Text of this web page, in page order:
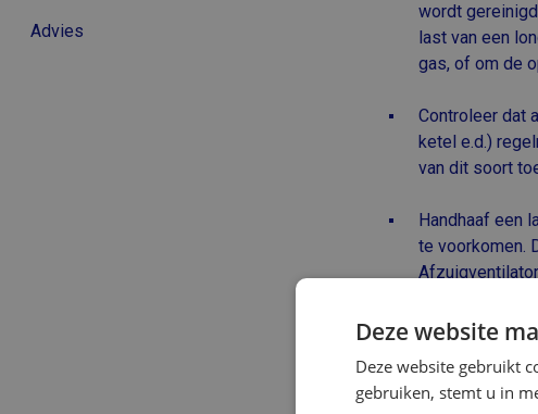
Advies
wordt
last van een
gas, of om de
Controleer dat
ketel e.d.)
van dit soort
Handhaaf een
te voorkomen.
Gebruik een
regelmatig.
(pollen, stof,
Deze website
Deze website gebruikt
gebruiken, stemt u in